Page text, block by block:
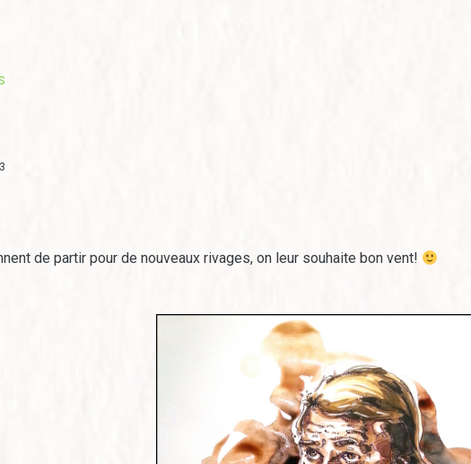
de partir pour de nouveaux rivages, on leur souhaite bon vent!